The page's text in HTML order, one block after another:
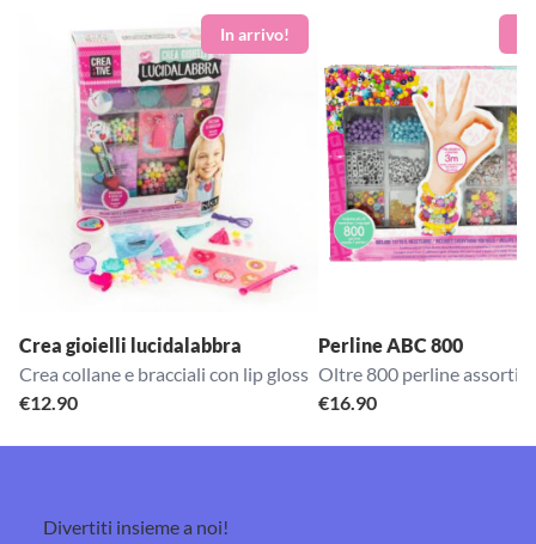
Crea gioielli lucidalabbra
Crea collane e bracciali con lip gloss
€12.90
Perline ABC 800
Oltre 800 perline
€16.90
Divertiti insieme a noi!